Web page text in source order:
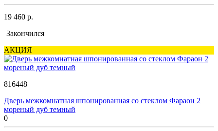
19 460 р.
Закончился
АКЦИЯ
816448
Дверь межкомнатная шпонированная со стеклом Фараон 2
мореный дуб темный
0